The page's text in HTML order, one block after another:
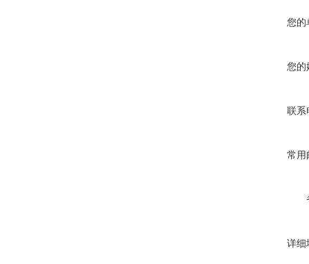
您的
您的
联系
常用
详细